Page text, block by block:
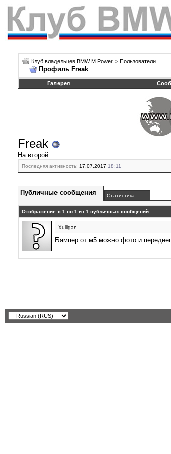
Клуб владельцев BMW M Power > Пользователи
Профиль Freak
Галерея
Freak
На второй
Последняя активность: 17.07.2017 18:11
Публичные сообщения Статистика
Отображение с 1 по 1 из 1 публичных сообщений
Xulligan
Бампер от м5 можно фото и